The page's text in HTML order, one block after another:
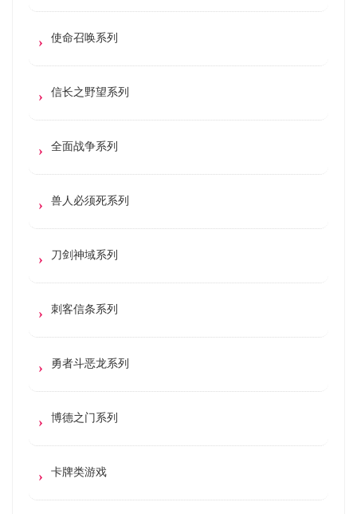
使命召唤系列
信长之野望系列
全面战争系列
兽人必须死系列
刀剑神域系列
刺客信条系列
勇者斗恶龙系列
博德之门系列
卡牌类游戏